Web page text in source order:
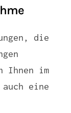
die
Ihnen im
auch eine